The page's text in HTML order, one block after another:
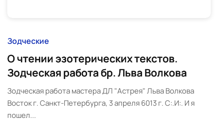
Зодческие
О чтении эзотерических текстов.
Зодческая работа бр. Льва Волкова
Зодческая работа мастера ДЛ "Астрея" Льва Волкова
Восток г. Санкт-Петербурга, 3 апреля 6013 г. С:.И:. И я
пошел...